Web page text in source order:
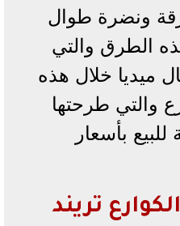
ونضرة طوال
الطرق والتي
ميديا خلال هذه
والتي طرحتها
بأسعار
تريند